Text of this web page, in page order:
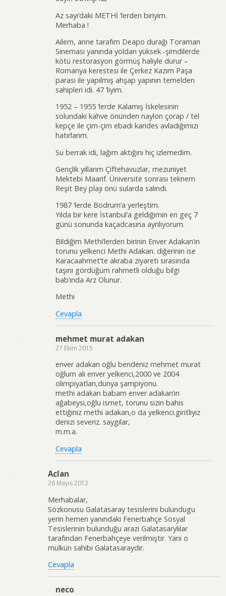
Az sayı’daki METHİ ‘lerden biriyim.
Merhaba !
Ailem, anne tarafım Deapo durağı Toraman
Sineması yanında yoldan yüksek -şimdilerde
kötü restorasyon görmüş haliyle durur –
Romanya kerestesi ile Çerkez Kazım Paşa
parası ile yapılmış ahşap yapının temelden
sahipleri idi. 47 ‘liyim.
1952 – 1955 ‘lerde Kalamış İskelesinin
solundaki kahve önünden naylon çorap / tel
kepçe ile çim-çim ebadı karides avladığımızı
hatırlarım.
Su berrak idi, lağım aktığını hiç izlemedim.
Gençlik yıllarım Çiftehavuzlar, mezuniyet
Mektebi Maarif. Üniversite sonrası teknem
Reşit Bey plajı önü sularda salındı.
1987 ‘lerde Bodrum’a yerleştim.
Yılda bir kere İstanbul’a geldiğimin en geç 7
günü sonunda kaçadcasına ayrılıyorum.
Bildiğim Methi’lerden birinin Enver Adakan’ın
torunu yelkenci Methi Adakan. diğerinin ise
Karacaahmet’te akraba ziyareti sırasında
taşını gördüğüm rahmetli olduğu bilgi
bab’ında Arz Olunur.
Methi
Cevapla
mehmet murat adakan
27 Ekim 2015
enver adakan oğlu bendeniz mehmet murat
oğlum ali enver yelkenci,2000 ve 2004
olimpiyatları,dünya şampiyonu.
methi adakan babam enver adakan’ın
ağabeysi,oğlu ismet, torunu sizin bahis
ettiğiniz methi adakan,o da yelkenci.giritliyiz
denizi severiz. saygılar,
m.m.a.
Cevapla
Aclan
26 Mayıs 2012
Merhabalar,
Sözkonusu Galatasaray tesislerini bulundugu
yerin hemen yanındaki Fenerbahçe Sosyal
Tesislerinin bulunduğu arazi Galatasarylılar
tarafından Fenerbahçeye verilmiştir. Yani o
mülkün sahibi Galatasaraydır.
Cevapla
neco